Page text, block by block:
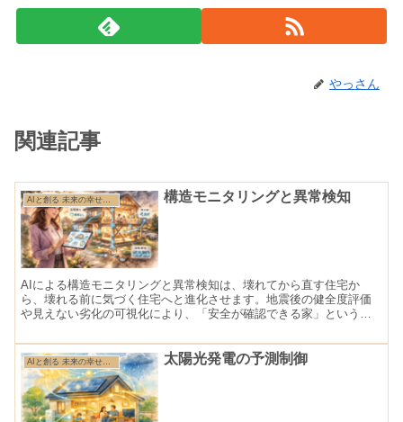
やっさん
関連記事
AIと創る 未来の幸せ住まい 構造モニタリングと異常検知
AIによる構造モニタリングと異常検知は、壊れてから直す住宅か
ら、壊れる前に気づく住宅へと進化させます。地震後の健全度評価
や見えない劣化の可視化により、「安全が確認できる家」という新
AIと創る 未来の幸せ住まい 太陽光発電の予測制御